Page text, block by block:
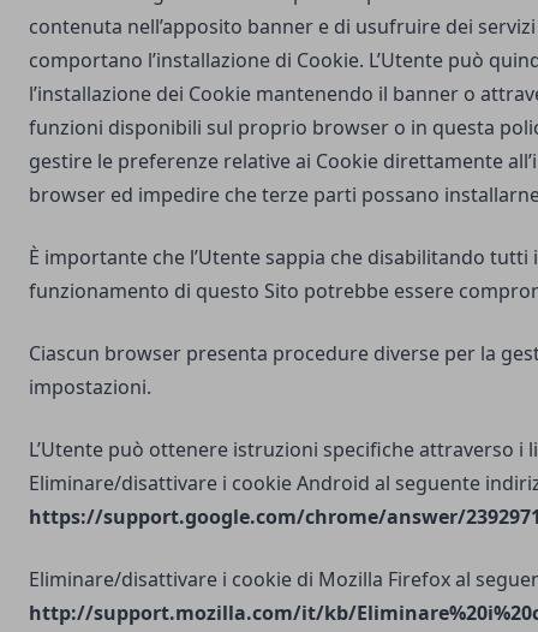
contenuta nell’apposito banner e di usufruire dei
comportano l’installazione di Cookie. L’Utente può
l’installazione dei Cookie mantenendo il banner o
funzioni disponibili sul proprio browser o in questa
gestire le preferenze relative ai Cookie direttamente
browser ed impedire che terze parti possano
È importante che l’Utente sappia che disabilitando tutti
funzionamento di questo Sito potrebbe essere
Ciascun browser presenta procedure diverse per la
impostazioni.
L’Utente può ottenere istruzioni specifiche attraverso i
Eliminare/disattivare i cookie Android al seguente
https://support.google.com/chrome/answer/
Eliminare/disattivare i cookie di Mozilla Firefox al
http://support.mozilla.com/it/kb/